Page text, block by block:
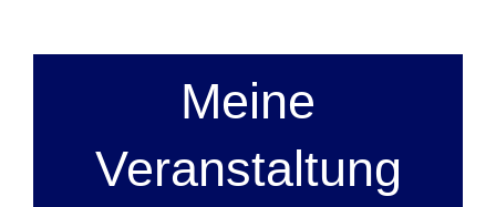
Meine
Veranstaltung